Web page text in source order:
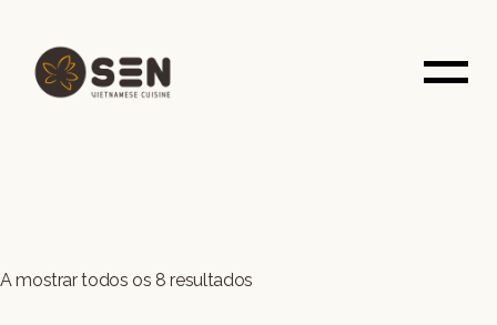
conteúdo
A mostrar todos os 8 resultados